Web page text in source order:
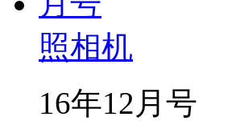
照相机
16年12月号